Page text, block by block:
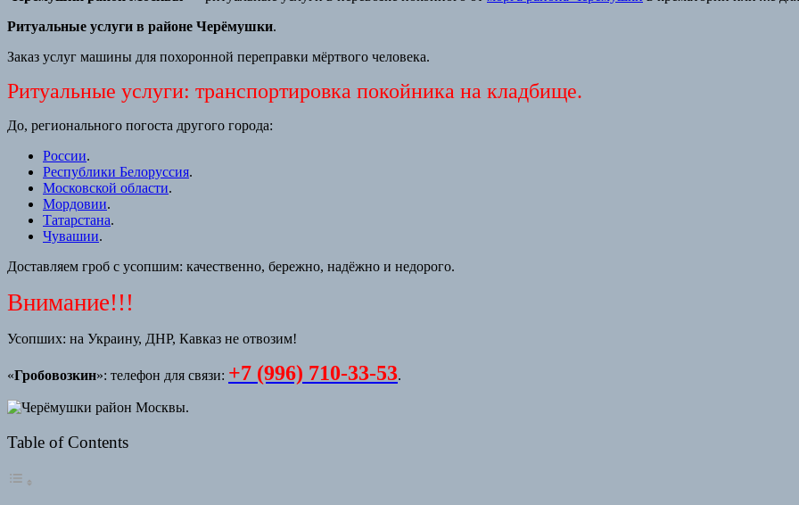
Ритуальные услуги в районе Черёмушки.
Заказ услуг машины для похоронной переправки мёртвого человека.
Ритуальные услуги: транспортировка покойника на кладбище.
До, регионального погоста другого города:
России.
Республики Белоруссия.
Московской области.
Мордовии.
Татарстана.
Чувашии.
Доставляем гроб с усопшим: качественно, бережно, надёжно и недорого.
Внимание!!!
Усопших: на Украину, ДНР, Кавказ не отвозим!
«Гробовозкин»: телефон для связи: +7 (996) 710-33-53.
Table of Contents